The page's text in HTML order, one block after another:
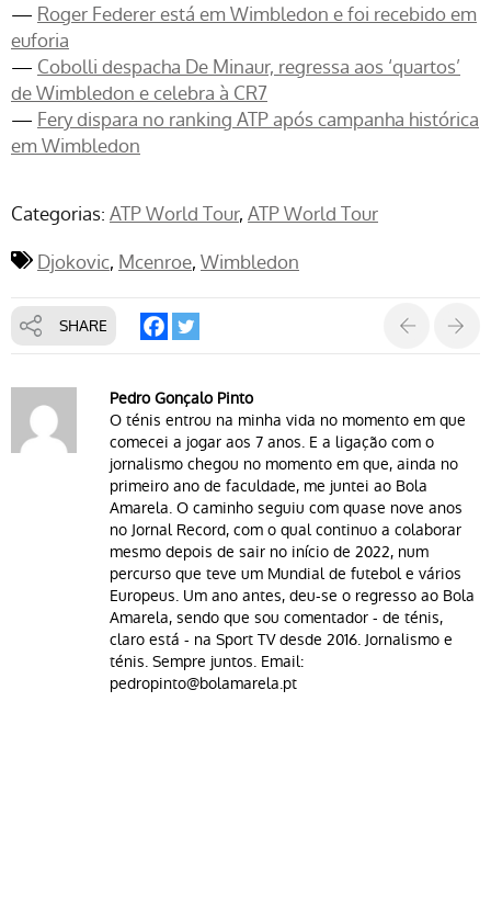
— Roger Federer está em Wimbledon e foi recebido em
euforia
— Cobolli despacha De Minaur, regressa aos ‘quartos’
de Wimbledon e celebra à CR7
— Fery dispara no ranking ATP após campanha histórica
em Wimbledon
Categorias: ATP World Tour ATP World Tour
Djokovic Mcenroe Wimbledon
SHARE
Pedro Gonçalo Pinto
O ténis entrou na minha vida no momento em que
comecei a jogar aos 7 anos. E a ligação com o
jornalismo chegou no momento em que, ainda no
primeiro ano de faculdade, me juntei ao Bola
Amarela. O caminho seguiu com quase nove anos
no Jornal Record, com o qual continuo a colaborar
mesmo depois de sair no início de 2022, num
percurso que teve um Mundial de futebol e vários
Europeus. Um ano antes, deu-se o regresso ao Bola
Amarela, sendo que sou comentador - de ténis,
claro está - na Sport TV desde 2016. Jornalismo e
ténis. Sempre juntos. Email:
pedropinto@bolamarela.pt